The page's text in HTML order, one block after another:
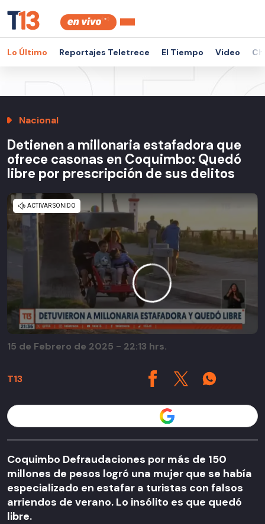
Lo Último Reportajes Teletrece El Tiempo Video
Nacional
Detienen a millonaria estafadora que
ofrece casonas en Coquimbo: Quedó
libre por prescripción de sus delitos
T13
15 de Febrero de 2025 - 22:13 hrs.
Coquimbo Defraudaciones por más de 150
millones de pesos logró una mujer que se había
especializado en estafar a turistas con falsos
arriendos de verano. Lo insólito es que quedó
libre.